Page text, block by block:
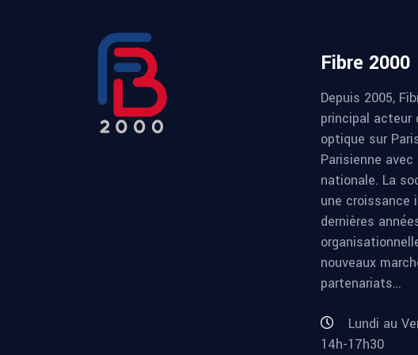
Fibre 2000
Depuis 2005,
principal acteur
optique sur
Parisienne
nationale. La
une croissance
dernières
nouveaux
partenariats…
Lundi au
14h-17h30